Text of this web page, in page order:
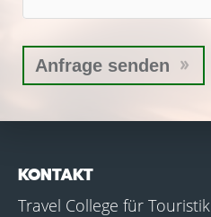
KONTAKT
Travel College für Touristik